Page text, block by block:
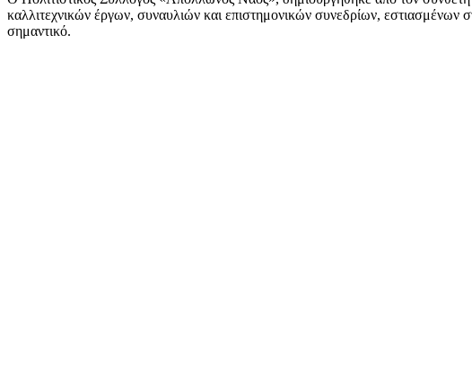
καλλιτεχνικών έργων, συναυλιών και επιστημονικών συνεδρίων, εστιασμένων
σημαντικό.